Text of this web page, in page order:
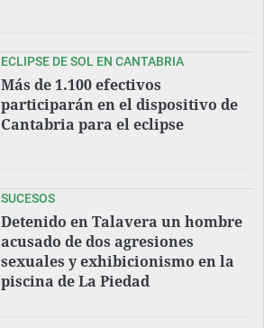
ECLIPSE DE SOL EN CANTABRIA
Más de 1.100 efectivos
participarán en el dispositivo de
Cantabria para el eclipse
SUCESOS
Detenido en Talavera un hombre
acusado de dos agresiones
sexuales y exhibicionismo en la
piscina de La Piedad